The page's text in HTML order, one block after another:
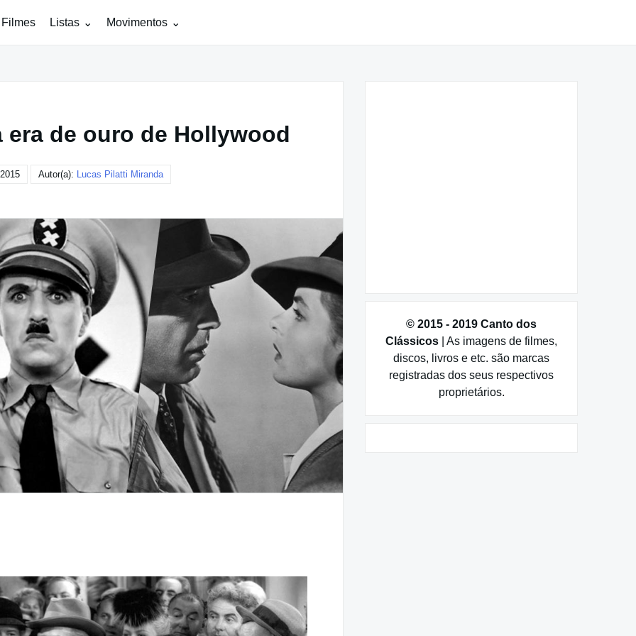
Listas Movimentos
era de ouro de Hollywood
Autor(a): Lucas Pilatti Miranda
© 2015 - 2019 Canto dos
Clássicos | As imagens de filmes,
discos, livros e etc. são marcas
registradas dos seus respectivos
proprietários.